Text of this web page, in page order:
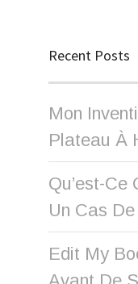
Recent Posts
Mon
Plateau À
Qu’est-Ce
Un Cas
Edit My